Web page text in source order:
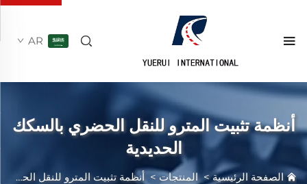
AR
أنظمة تثبيت المترو للنقل الحضري بالسكك
الحديدية
الصفحة الرئيسية>المنتجات > أنظمة تثبيت المترو للنقل الحضري بالسكك الحديدية